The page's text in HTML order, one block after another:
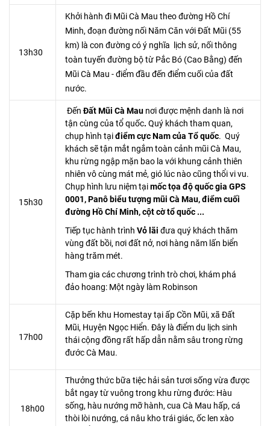
13h30
Khởi hành đi Mũi Cà Mau theo đường Hồ Chí
Minh, đoạn đường nối Năm Căn với Đất Mũi (55
km) là con đường có ý nghĩa lịch sử, nối thông
toàn tuyến đường bộ từ Pắc Bó (Cao Bằng) đến
Mũi Cà Mau - điểm đầu đến điểm cuối của đất
nước.
15h30
ĐếnĐất Mũi Cà Mau nơi được mệnh danh là nơi
tận cùng của tổ quốc. Quý khách tham quan,
chụp hình tạiđiểmcực Nam của Tổ quốc. Quý
khách sẽ tận mắt ngắm toàn cảnh mũi Cà Mau,
khu rừng ngập mặn bao la với khung cảnh thiên
nhiên vô cùng mát mẻ, gió lúc nào cũng thổi vi vu.
Chụp hình lưu niệm tạimốc tọa độ quốc gia GPS
0001, Panô biểu tượng mũi Cà Mau, điểm cuối
đường Hồ Chí Minh, cột cờ tổ quốc ...
Tiếp tục hành trình Vỏ lãi đưa quý khách thăm
vùng đất bồi, nơi đất nở, nơi hàng năm lấn biển
hàng trăm mét.
Tham gia các chương trình trò chơi, khám phá
đảo hoang: Một ngày làm Robinson
17h00
Cặp bến khu Homestay tại ấp Cồn Mũi, xã Đất
Mũi, Huyện Ngọc Hiển. Đây là điểm du lịch sinh
thái cộng đồng rất hấp dẫn nằm sâu trong rừng
đước Cà Mau.
18h00
Thưởng thức bữa tiệc hải sản tươi sống vừa được
bắt ngay từ vuông trong khu rừng đước: Hàu
sống, hàu nướng mỡ hành, cua Cà Mau hấp, cá
thòi lòi nướng, cá nâu kho trái giác, ốc len xào